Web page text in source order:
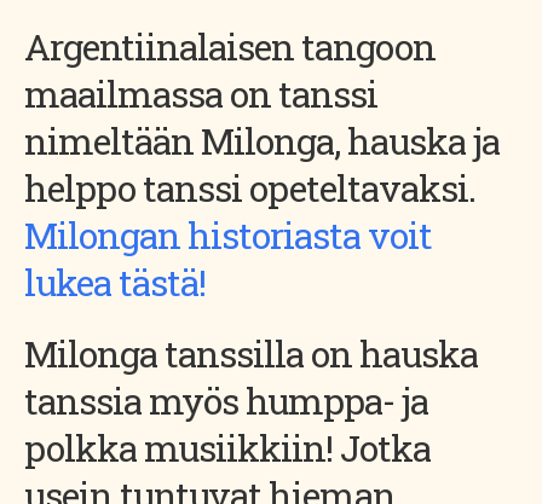
Argentiinalaisen tangoon
maailmassa on tanssi
nimeltään Milonga, hauska ja
helppo tanssi opeteltavaksi.
Milongan historiasta voit
lukea tästä!
Milonga tanssilla on hauska
tanssia myös humppa- ja
polkka musiikkiin! Jotka